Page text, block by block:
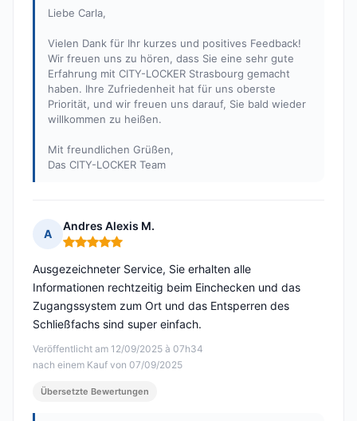
Liebe Carla,
Vielen Dank für Ihr kurzes und positives Feedback!
Wir freuen uns zu hören, dass Sie eine sehr gute
Erfahrung mit CITY-LOCKER Strasbourg gemacht
haben. Ihre Zufriedenheit hat für uns oberste
Priorität, und wir freuen uns darauf, Sie bald wieder
willkommen zu heißen.
Mit freundlichen Grüßen,
Das CITY-LOCKER Team
A
Andres Alexis M.
Hinweis: 5 von 5
Veröffentlicht am 12/09/2025 à 07h34
nach einem Kauf von 07/09/2025
Ausgezeichneter Service, Sie erhalten alle
Informationen rechtzeitig beim Einchecken und das
Zugangssystem zum Ort und das Entsperren des
Schließfachs sind super einfach.
Übersetzte Bewertungen